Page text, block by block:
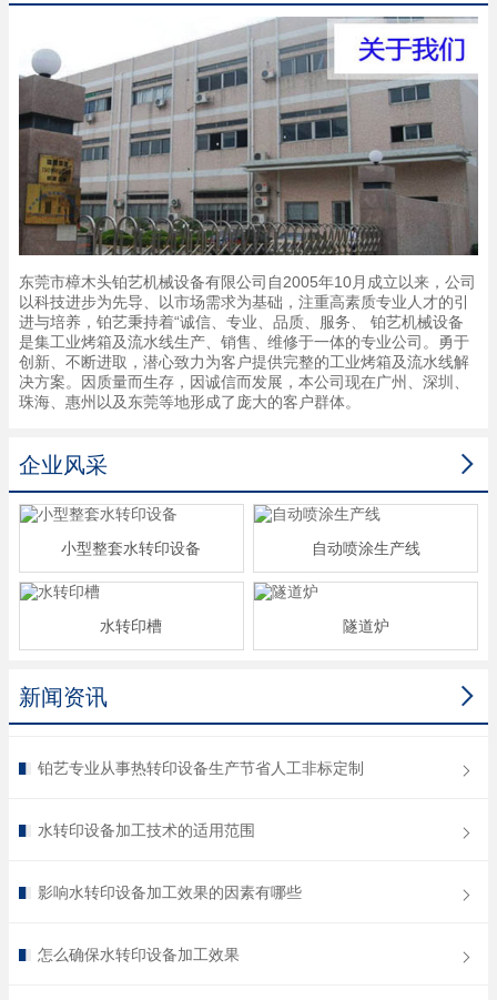
东莞市樟木头铂艺机械设备有限公司自2005年10月成立以来，公司
以科技进步为先导、以市场需求为基础，注重高素质专业人才的引
进与培养，铂艺秉持着“诚信、专业、品质、服务、 铂艺机械设备
是集工业烤箱及流水线生产、销售、维修于一体的专业公司。勇于
创新、不断进取，潜心致力为客户提供完整的工业烤箱及流水线解
决方案。因质量而生存，因诚信而发展，本公司现在广州、深圳、
珠海、惠州以及东莞等地形成了庞大的客户群体。

企业风采
小型整套水转印设备 自动喷涂生产线
水转印槽 隧道炉

新闻资讯
铂艺专业从事热转印设备生产节省人工非标定制
水转印设备加工技术的适用范围
影响水转印设备加工效果的因素有哪些
怎么确保水转印设备加工效果